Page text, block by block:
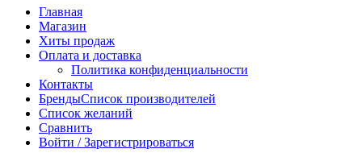
Главная
Магазин
Хиты продаж
Оплата и доставка
Политика конфиденциальности
Контакты
БрендыСписок производителей
Список желаний
Сравнить
Войти / Зарегистрироваться